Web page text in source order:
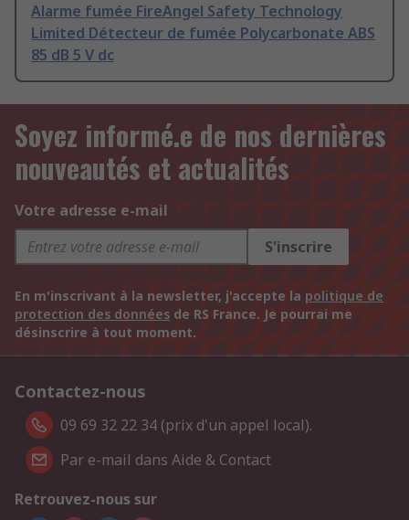
Alarme fumée FireAngel Safety Technology
Limited Détecteur de fumée Polycarbonate ABS
85 dB 5 V dc
Soyez informé.e de nos dernières
nouveautés et actualités
Votre adresse e-mail
S'inscrire
En m'inscrivant à la newsletter, j'accepte la politique de
protection des données de RS France. Je pourrai me
désinscrire à tout moment.
Contactez-nous
09 69 32 22 34 (prix d'un appel local).
Par e-mail dans Aide & Contact
Retrouvez-nous sur